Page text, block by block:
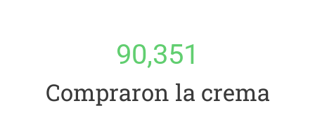
Compraron la crema
90,351